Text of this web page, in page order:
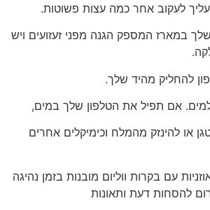
לעקוב אחר כמה עצות פשוטות.
במארז המספק הגנה מפני זעזועים ויש
להחליק מהיד שלך.
או להינזק מהמלח וכימיקלים אחרים
עם בקרות ווליום מובנות בזמן נהיגה
להסחות דעת ותאונות